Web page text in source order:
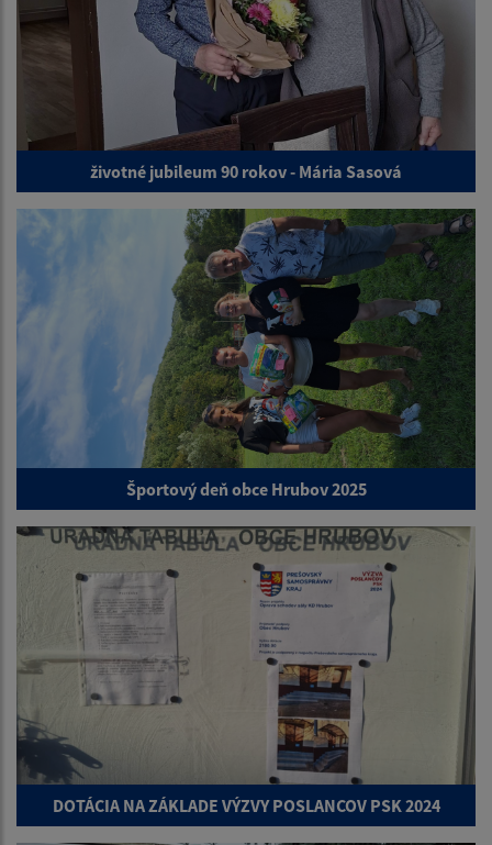
životné jubileum 90 rokov - Mária Sasová
Športový deň obce Hrubov 2025
DOTÁCIA NA ZÁKLADE VÝZVY POSLANCOV PSK 2024